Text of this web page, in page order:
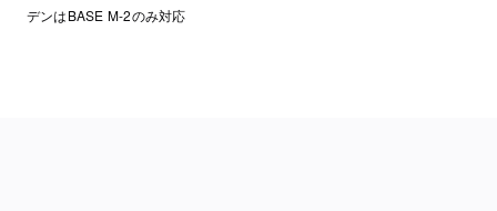
デンはBASE M-2のみ対応